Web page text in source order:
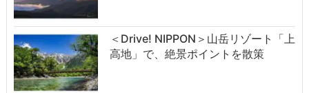
＜Drive! NIPPON＞山岳リゾート「上
高地」で、絶景ポイントを散策